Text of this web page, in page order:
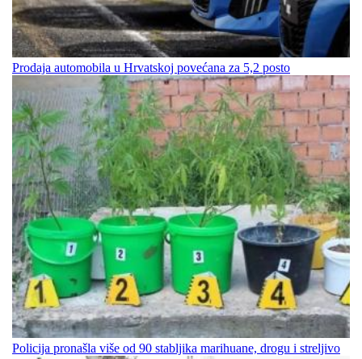
Prodaja automobila u Hrvatskoj povećana za 5,2 posto
Policija pronašla više od 90 stabljika marihuane, drogu i streljivo